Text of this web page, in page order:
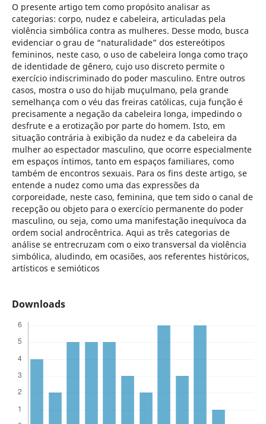
O presente artigo tem como propósito analisar as
categorias: corpo, nudez e cabeleira, articuladas pela
violência simbólica contra as mulheres. Desse modo, busca
evidenciar o grau de “naturalidade” dos estereótipos
femininos, neste caso, o uso de cabeleira longa como traço
de identidade de gênero, cujo uso discreto permite o
exercício indiscriminado do poder masculino. Entre outros
casos, mostra o uso do hijab muçulmano, pela grande
semelhança com o véu das freiras católicas, cuja função é
precisamente a negação da cabeleira longa, impedindo o
desfrute e a erotização por parte do homem. Isto, em
situação contrária à exibição da nudez e da cabeleira da
mulher ao espectador masculino, que ocorre especialmente
em espaços íntimos, tanto em espaços familiares, como
também de encontros sexuais. Para os fins deste artigo, se
entende a nudez como uma das expressões da
corporeidade, neste caso, feminina, que tem sido o canal de
recepção ou objeto para o exercício permanente do poder
masculino, ou seja, como uma manifestação inequívoca da
ordem social androcêntrica. Aqui as três categorias de
análise se entrecruzam com o eixo transversal da violência
simbólica, aludindo, em ocasiões, aos referentes históricos,
artísticos e semióticos
Downloads